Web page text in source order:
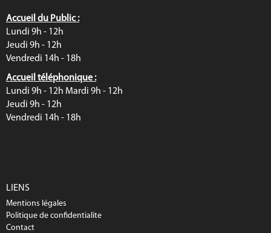
Accueil du Public :
Lundi 9h - 12h
Jeudi 9h - 12h
Vendredi 14h - 18h
Accueil téléphonique :
Lundi 9h - 12h Mardi 9h - 12h
Jeudi 9h - 12h
Vendredi 14h - 18h
LIENS
Mentions légales
Politique de confidentialite
Contact